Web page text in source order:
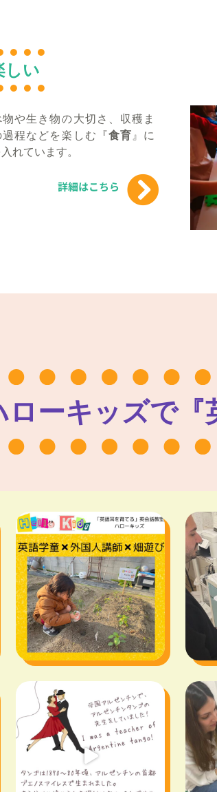
い
物や生き物の大切さ、収穫ま
過程などを楽しむ『食育 』に
れています。
詳細はこちら
ローキッズで『